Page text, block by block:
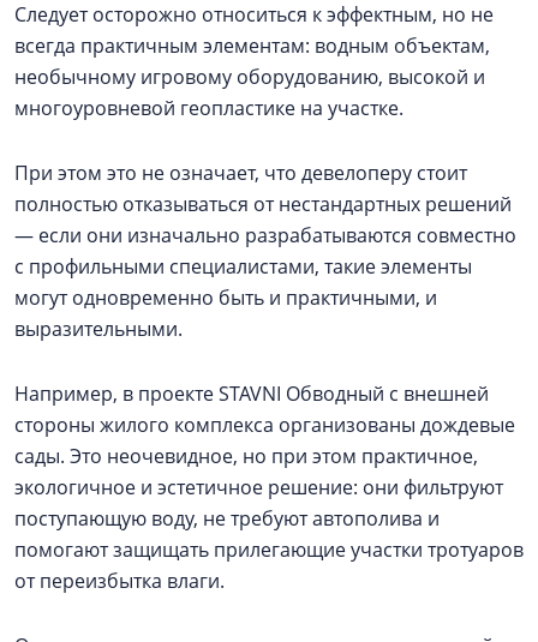
Следует осторожно относиться к эффектным, но не
всегда практичным элементам: водным объектам,
необычному игровому оборудованию, высокой и
многоуровневой геопластике на участке.
При этом это не означает, что девелоперу стоит
полностью отказываться от нестандартных решений
— если они изначально разрабатываются совместно
с профильными специалистами, такие элементы
могут одновременно быть и практичными, и
выразительными.
Например, в проекте STAVNI Обводный с внешней
стороны жилого комплекса организованы дождевые
сады. Это неочевидное, но при этом практичное,
экологичное и эстетичное решение: они фильтруют
поступающую воду, не требуют автополива и
помогают защищать прилегающие участки тротуаров
от переизбытка влаги.